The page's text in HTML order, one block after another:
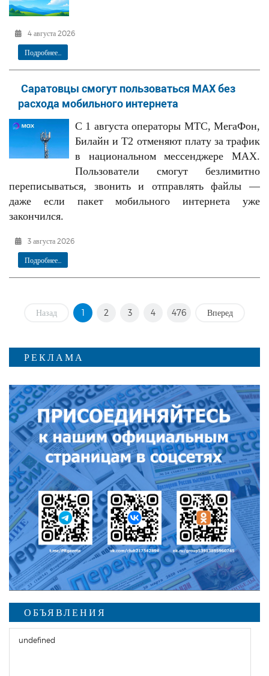
4 августа 2026
Подробнее...
Саратовцы смогут пользоваться МАХ без
расхода мобильного интернета
С 1 августа операторы МТС, МегаФон,
Билайн и T2 отменяют плату за трафик
в национальном мессенджере МАХ.
Пользователи смогут безлимитно
переписываться, звонить и отправлять файлы —
даже если пакет мобильного интернета уже
закончился.
3 августа 2026
Подробнее...
Назад 1 2 3 4 476 Вперед
РЕКЛАМА
ОБЪЯВЛЕНИЯ
undefined